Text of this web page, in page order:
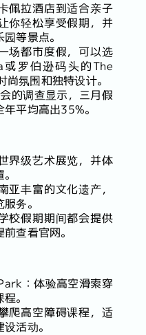
佩拉酒店到适合亲子
你轻松享受假期，并
等景点。
场都市度假，可以选
罗伯逊码头的The
氛围和独特设计。
的调查显示，三月假
平均高出35%。
界级艺术展览，并体
亚丰富的文化遗产，
务。
校假期期间都会提供
查看官网。
：体验高空滑索穿
。
爬高空障碍课程，适
活动。